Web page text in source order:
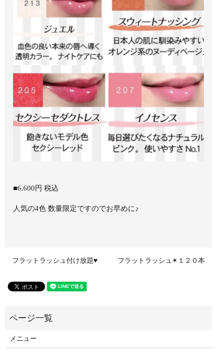
■6.600円 税込
人気の4色 数量限定ですのでお早めに♪
フラットラッシュ付け放題♥ フラットラッシュ✶１２０本
メニュー